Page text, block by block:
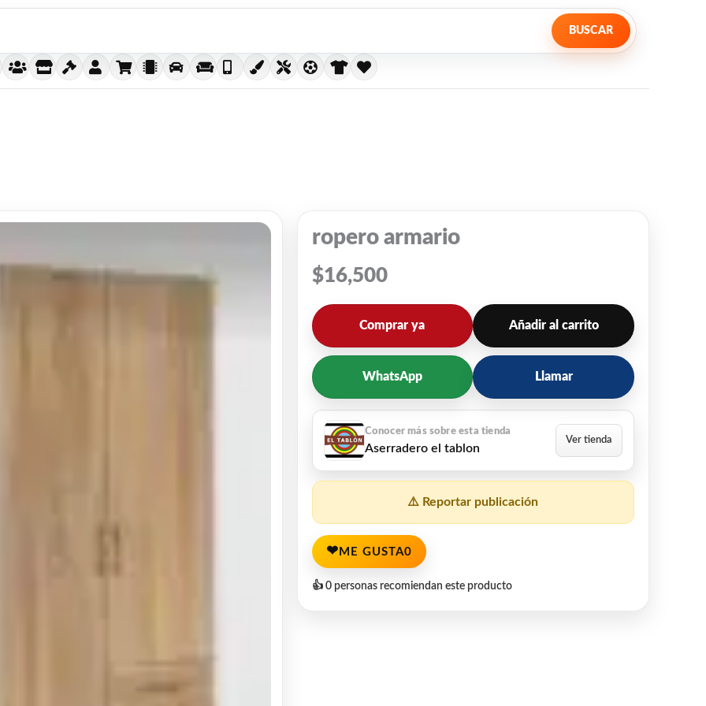
BUSCAR
ropero armario
$16,500
Comprar ya Añadir al carrito
WhatsApp Llamar
Aserradero el tablon
⚠️ Reportar publicación
❤ ME GUSTA0
👍 0 personas recomiendan este producto